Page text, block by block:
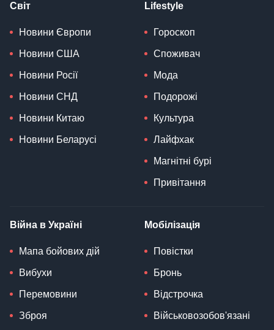
Світ
Новини Європи
Новини США
Новини Росії
Новини СНД
Новини Китаю
Новини Беларусі
Lifestyle
Гороскоп
Споживач
Мода
Подорожі
Культура
Лайфхак
Магнітні бурі
Привітання
Війна в Україні
Мапа бойових дій
Вибухи
Перемовини
Зброя
Мобілізація
Повістки
Бронь
Відстрочка
Військовозобов'язані